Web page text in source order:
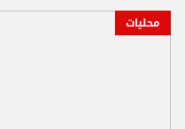
محليات